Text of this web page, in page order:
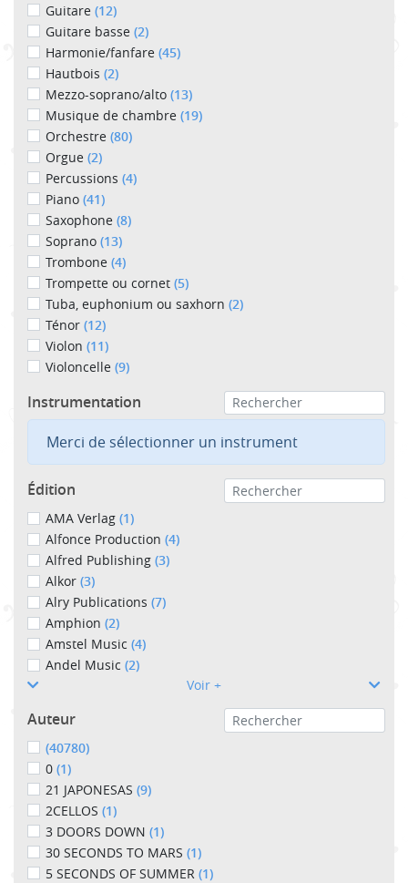
Guitare (12)
Guitare basse (2)
Harmonie/fanfare (45)
Hautbois (2)
Mezzo-soprano/alto (13)
Musique de chambre (19)
Orchestre (80)
Orgue (2)
Percussions (4)
Piano (41)
Saxophone (8)
Soprano (13)
Trombone (4)
Trompette ou cornet (5)
Tuba, euphonium ou saxhorn (2)
Ténor (12)
Violon (11)
Violoncelle (9)
Instrumentation
Merci de sélectionner un instrument
Édition
AMA Verlag (1)
Alfonce Production (4)
Alfred Publishing (3)
Alkor (3)
Alry Publications (7)
Amphion (2)
Amstel Music (4)
Andel Music (2)
Voir +
Auteur
(40780)
0 (1)
21 JAPONESAS (9)
2CELLOS (1)
3 DOORS DOWN (1)
30 SECONDS TO MARS (1)
5 SECONDS OF SUMMER (1)